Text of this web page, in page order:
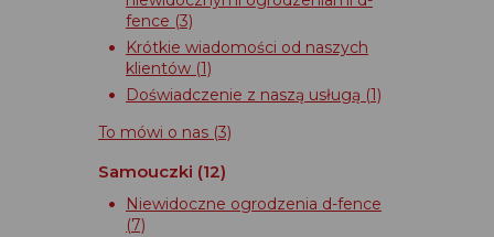
fence (3)
Krótkie wiadomości od naszych
klientów (1)
Doświadczenie z naszą usługą (1)
To mówi o nas (3)
Samouczki (12)
Niewidoczne ogrodzenia d-fence
(7)